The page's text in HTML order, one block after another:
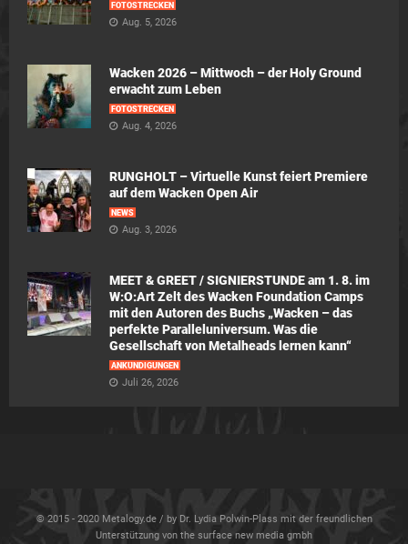
FOTOSTRECKEN
Aug. 5, 2026
Wacken 2026 – Mittwoch – der Holy Ground
erwacht zum Leben
FOTOSTRECKEN
Aug. 4, 2026
RUNGHOLT – Virtuelle Kunst feiert Premiere
auf dem Wacken Open Air
NEWS
Aug. 3, 2026
MEET & GREET / SIGNIERSTUNDE am 1. 8. im
W:O:Art Zelt des Wacken Foundation Camps
mit den Autoren des Buchs „Wacken – das
perfekte Paralleluniversum. Was die
Gesellschaft von Metalheads lernen kann“
ANKÜNDIGUNGEN
Juli 26, 2026
© 2015 - 2020 Metalogy.de / by Dr. Lydia Polwin-Plass mit der freundlichen
Unterstützung von the surface new media gmbh